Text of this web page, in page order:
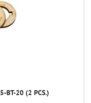
BT-20 (2 PCS.)